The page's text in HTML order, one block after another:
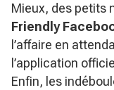
Mieux, des petits
Friendly
l’affaire en
l’application
Enfin, les